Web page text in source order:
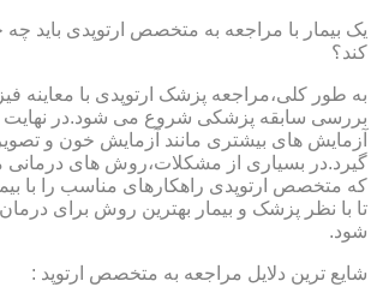
یک بیمار با مراجعه به متخصص ارتوپدی باید
کند؟
به طور کلی،مراجعه پزشک ارتوپدی با معاینه
بررسی سابقه پزشکی شروع می شود.در
آزمایش های بیشتری مانند آزمایش خون و
گیرد.در بسیاری از مشکلات،روش های درمانی
که متخصص ارتوپدی راهکارهای مناسب را با
تا با نظر پزشک و بیمار بهترین روش برای درمان
شود.
شایع ترین دلایل مراجعه به متخصص ارتوپد :